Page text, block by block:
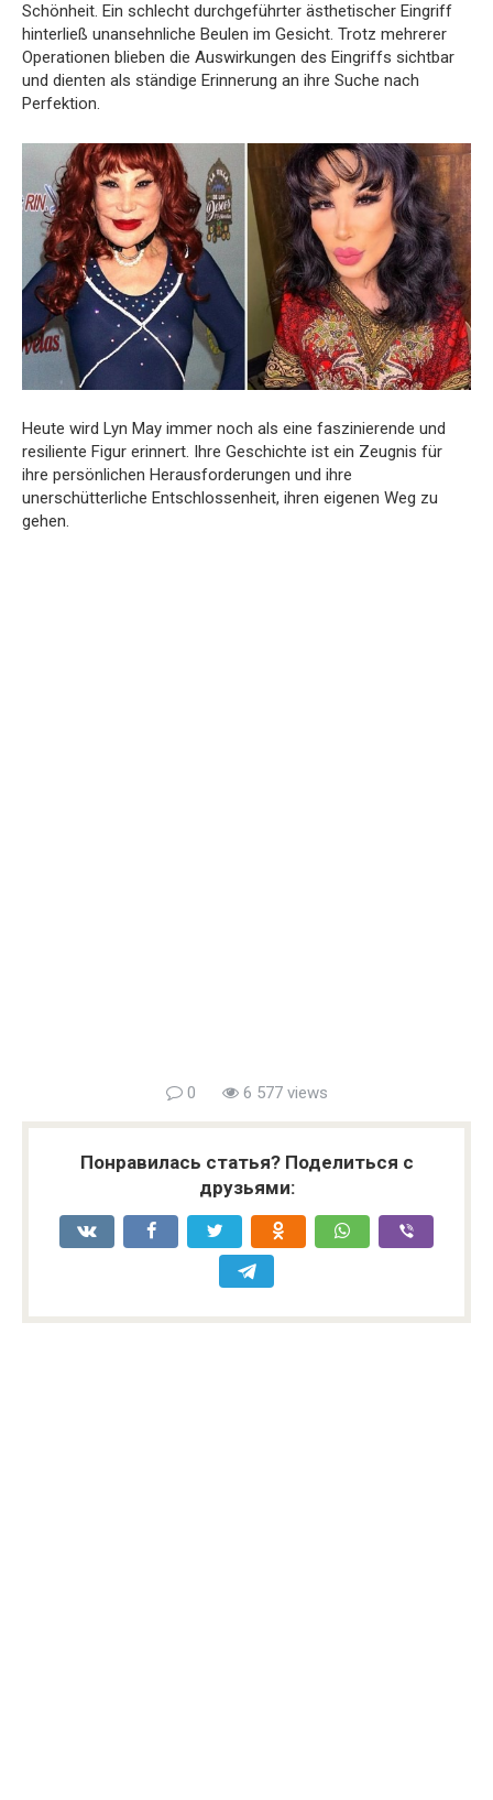
Schönheit. Ein schlecht durchgeführter ästhetischer Eingriff
hinterließ unansehnliche Beulen im Gesicht. Trotz mehrerer
Operationen blieben die Auswirkungen des Eingriffs sichtbar
und dienten als ständige Erinnerung an ihre Suche nach
Perfektion.
Heute wird Lyn May immer noch als eine faszinierende und
resiliente Figur erinnert. Ihre Geschichte ist ein Zeugnis für
ihre persönlichen Herausforderungen und ihre
unerschütterliche Entschlossenheit, ihren eigenen Weg zu
gehen.
0 6 577 views
Понравилась статья? Поделиться с
друзьями: